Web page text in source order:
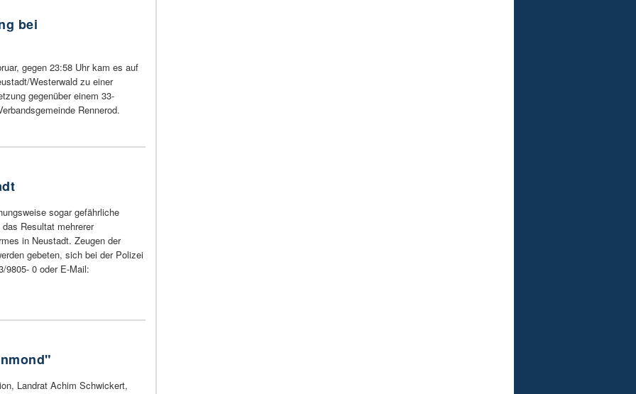
bei
gegen 23:58 Uhr kam es auf
Westerwald zu einer
gegenüber einem 33-
Rennerod.
sogar gefährliche
Resultat mehrerer
in Neustadt. Zeugen der
gebeten, sich bei der Polizei
9805- 0 oder E-Mail:
Landrat Achim Schwickert,